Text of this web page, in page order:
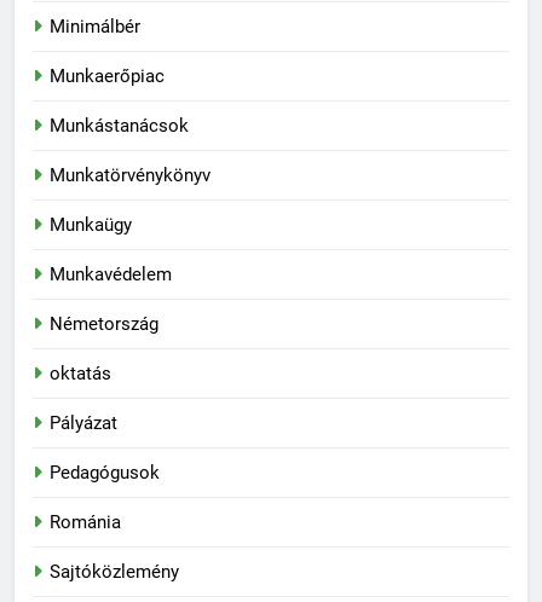
Minimálbér
Munkaerőpiac
Munkástanácsok
Munkatörvénykönyv
Munkaügy
Munkavédelem
Németország
oktatás
Pályázat
Pedagógusok
Románia
Sajtóközlemény